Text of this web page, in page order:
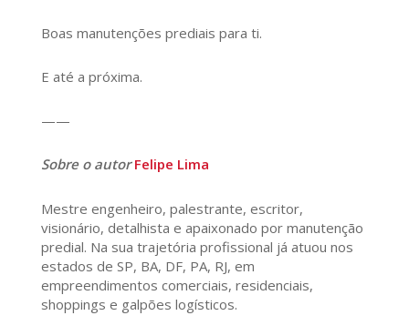
Boas manutenções prediais para ti.
E até a próxima.
——
Sobre o autorFelipe Lima
Mestre engenheiro, palestrante, escritor,
visionário, detalhista e apaixonado por manutenção
predial. Na sua trajetória profissional já atuou nos
estados de SP, BA, DF, PA, RJ, em
empreendimentos comerciais, residenciais,
shoppings e galpões logísticos.